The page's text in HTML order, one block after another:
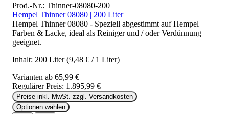
Prod.-Nr.: Thinner-08080-200
Hempel Thinner 08080 | 200 Liter
Hempel Thinner 08080 - Speziell abgestimmt auf Hempel
Farben & Lacke, ideal als Reiniger und / oder Verdünnung
geeignet.
Inhalt: 200 Liter(9,48 € / 1 Liter)
Varianten ab 65,99 €
Regulärer Preis: 1.895,99 €
Preise inkl. MwSt. zzgl. Versandkosten
Optionen wählen